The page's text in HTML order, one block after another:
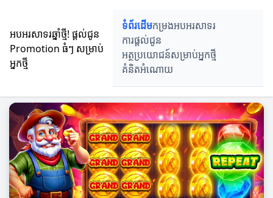
អបអរសាទរឆ្នាំថ្មី! ផ្តល់ជូន
Promotion ធំៗ សម្រាប់
អ្នកថ្មី
ទំព័រដើមកម្រងអបអរសាទរ
ការផ្តល់ជូន
អត្ថប្រយោជន៍សម្រាប់អ្នកថ្មី
គំនិតអំណោយ